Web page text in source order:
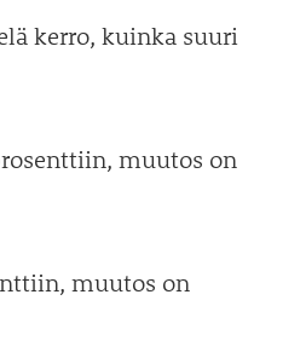
kerro, kuinka suuri
muutos on
muutos on